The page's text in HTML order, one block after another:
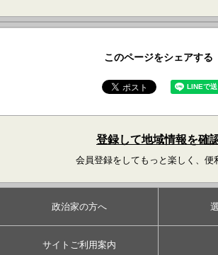
このページをシェアする
登録して地域情報を確
会員登録をしてもっと楽しく、便
政治家の方へ
サイトご利用案内